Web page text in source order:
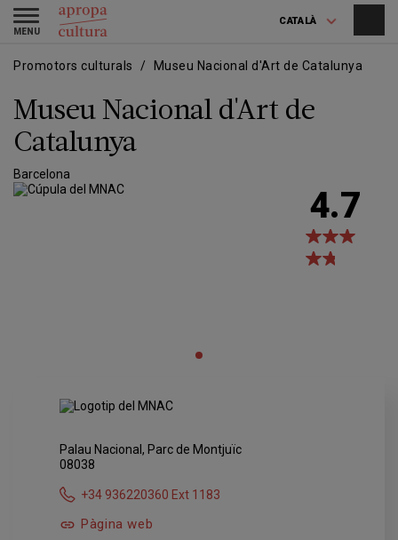
Vés
contingut
Skip
main
CATALÀ
Toggle
navigation
Promotors culturals Museu Nacional d'Art de Catalunya
Museu Nacional d'Art de
Catalunya
Barcelona
4.7
Palau Nacional, Parc de Montjuïc
08038
+34 936220360 Ext 1183
Pàgina web